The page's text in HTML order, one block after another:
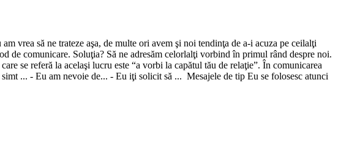
vrea să ne trateze aşa, de multe ori avem şi noi tendinţa de a-i acuza pe ceilalţi
de comunicare. Soluţia? Să ne adresăm celorlalţi vorbind în primul rând despre noi.
se referă la acelaşi lucru este “a vorbi la capătul tău de relaţie”. În comunicarea
... - Eu am nevoie de... - Eu iţi solicit să ... Mesajele de tip Eu se folosesc atunci